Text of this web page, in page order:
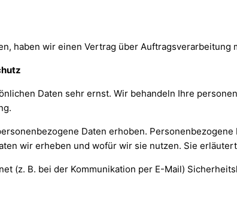
haben wir einen Vertrag über Auftragsverarbeitung
Daten sehr ernst. Wir behandeln Ihre
Daten erhoben.
wir erheben und wofür wir sie nutzen. Sie
(z. B. bei der Kommunikation per E-Mail)